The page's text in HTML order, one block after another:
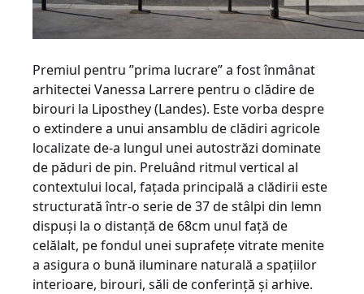
Premiul pentru ”prima lucrare” a fost înmânat
arhitectei Vanessa Larrere pentru o clădire de
birouri la Liposthey (Landes). Este vorba despre
o extindere a unui ansamblu de clădiri agricole
localizate de-a lungul unei autostrăzi dominate
de păduri de pin. Preluând ritmul vertical al
contextului local, faţada principală a clădirii este
structurată într-o serie de 37 de stâlpi din lemn
dispuşi la o distanţă de 68cm unul faţă de
celălalt, pe fondul unei suprafeţe vitrate menite
a asigura o bună iluminare naturală a spaţiilor
interioare, birouri, săli de conferinţă şi arhive.